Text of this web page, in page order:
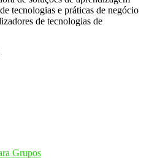
tecnologias e práticas de negócio
de tecnologias de
Grupos